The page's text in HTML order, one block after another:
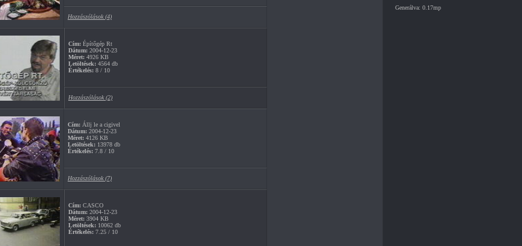
Hozzászólások (4)
Cím: Építőgép Rt
Dátum: 2004-12-23
Méret: 4926 KB
Letöltések: 4564 db
Értékelés: 8 / 10
Hozzászólások (2)
Cím: Állj le a cigivel
Dátum: 2004-12-23
Méret: 4126 KB
Letöltések: 13978 db
Értékelés: 7.8 / 10
Hozzászólások (7)
Cím: CASCO
Dátum: 2004-12-23
Méret: 3904 KB
Letöltések: 10062 db
Értékelés: 7.25 / 10
Generálva: 0.17mp